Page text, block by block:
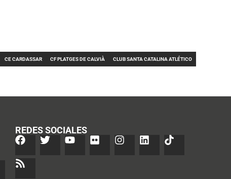
CE CARDASSAR CF PLATGES DE CALVIÀ CLUB SANTA CATALINA ATLÉTICO
REDES SOCIALES